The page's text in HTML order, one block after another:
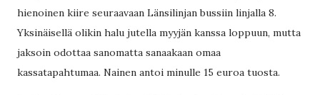
hienoinen kiire seuraavaan Länsilinjan bussiin linjalla 8.
Yksinäisellä olikin halu jutella myyjän kanssa loppuun, mutta
jaksoin odottaa sanomatta sanaakaan omaa
kassatapahtumaa. Nainen antoi minulle 15 euroa tuosta.